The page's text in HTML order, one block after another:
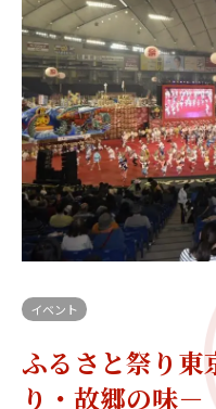
イベント
ふるさと祭り東
り・故郷の味－